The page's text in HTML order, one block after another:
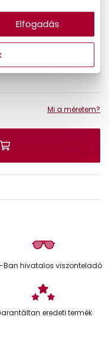
Mi a méretem?
Ban hivatalos viszonteladó
eredeti termék
Elfogadás